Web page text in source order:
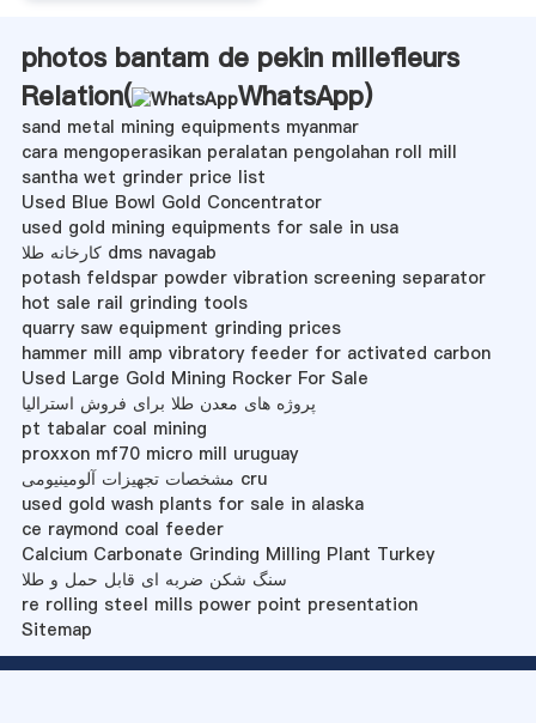
photos bantam de pekin millefleurs
Relation(
WhatsApp)
sand metal mining equipments myanmar
cara mengoperasikan peralatan pengolahan roll mill
santha wet grinder price list
Used Blue Bowl Gold Concentrator
used gold mining equipments for sale in usa
کارخانه طلا dms navagab
potash feldspar powder vibration screening separator
hot sale rail grinding tools
quarry saw equipment grinding prices
hammer mill amp vibratory feeder for activated carbon
Used Large Gold Mining Rocker For Sale
پروژه های معدن طلا برای فروش استرالیا
pt tabalar coal mining
proxxon mf70 micro mill uruguay
مشخصات تجهیزات آلومینیومی cru
used gold wash plants for sale in alaska
ce raymond coal feeder
Calcium Carbonate Grinding Milling Plant Turkey
سنگ شکن ضربه ای قابل حمل و طلا
re rolling steel mills power point presentation
Sitemap